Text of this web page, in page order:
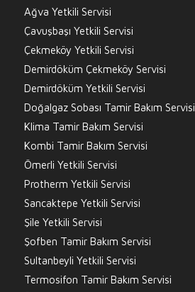
Ağva Yetkili Servisi
Çavuşbaşı Yetkili Servisi
Çekmeköy Yetkili Servisi
Demirdöküm Çekmeköy Servisi
Demirdöküm Yetkili Servisi
Doğalgaz Sobası Tamir Bakım Servisi
Klima Tamir Bakım Servisi
Kombi Tamir Bakım Servisi
Ömerli Yetkili Servisi
Protherm Yetkili Servisi
Sancaktepe Yetkili Servisi
Şile Yetkili Servisi
Şofben Tamir Bakım Servisi
Sultanbeyli Yetkili Servisi
Termosifon Tamir Bakım Servisi